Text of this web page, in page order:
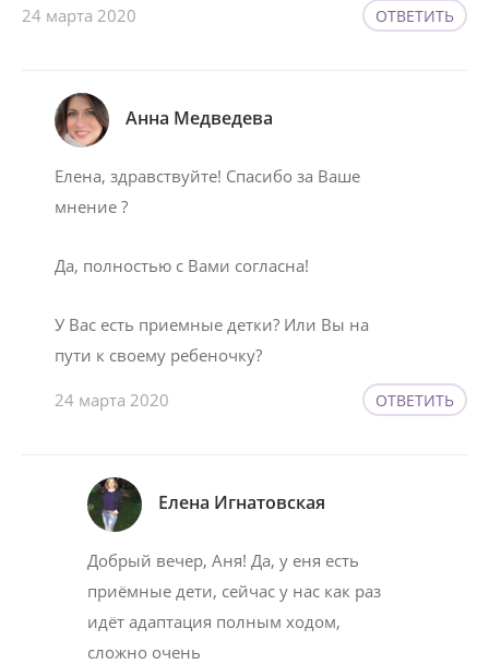
24 марта 2020 ОТВЕТИТЬ
Анна Медведева
Елена, здравствуйте! Спасибо за Ваше
мнение ?
Да, полностью с Вами согласна!
У Вас есть приемные детки? Или Вы на
пути к своему ребеночку?
24 марта 2020 ОТВЕТИТЬ
Елена Игнатовская
Добрый вечер, Аня! Да, у еня есть
приёмные дети, сейчас у нас как раз
идёт адаптация полным ходом,
сложно очень